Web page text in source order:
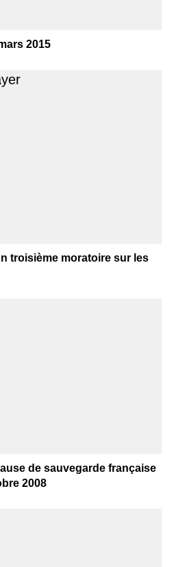
2015
troisième moratoire sur les
de sauvegarde française
2008